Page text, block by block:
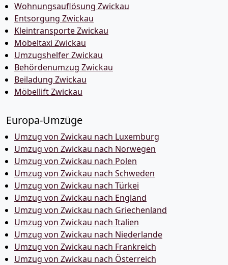
Wohnungsauflösung Zwickau
Entsorgung Zwickau
Kleintransporte Zwickau
Möbeltaxi Zwickau
Umzugshelfer Zwickau
Behördenumzug Zwickau
Beiladung Zwickau
Möbellift Zwickau
Europa-Umzüge
Umzug von Zwickau nach Luxemburg
Umzug von Zwickau nach Norwegen
Umzug von Zwickau nach Polen
Umzug von Zwickau nach Schweden
Umzug von Zwickau nach Türkei
Umzug von Zwickau nach England
Umzug von Zwickau nach Griechenland
Umzug von Zwickau nach Italien
Umzug von Zwickau nach Niederlande
Umzug von Zwickau nach Frankreich
Umzug von Zwickau nach Österreich